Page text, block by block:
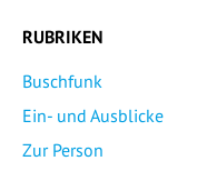
RUBRIKEN
Buschfunk
Ein- und Ausblicke
Zur Person